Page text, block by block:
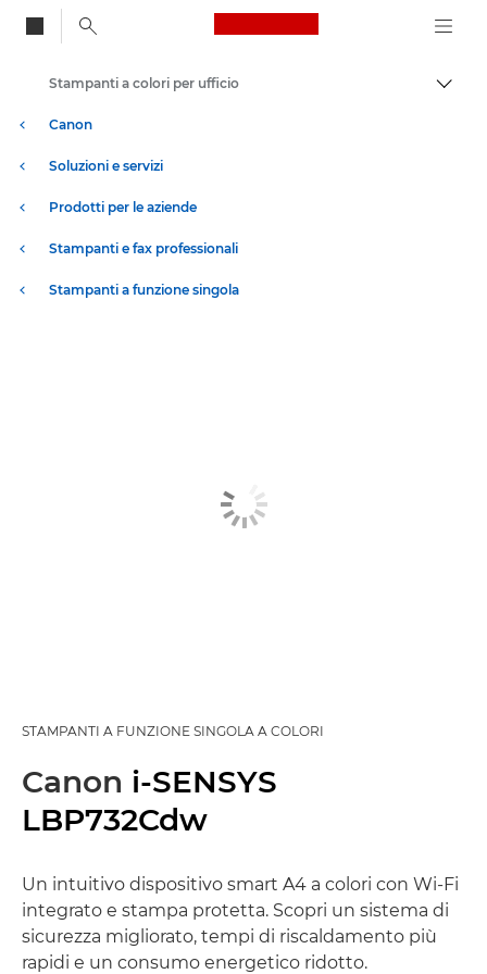
Canon Logo, back
Canon
Soluzioni e servizi
Prodotti per le aziende
Stampanti e fax professionali
Stampanti a funzione singola
Stampanti a colori per ufficio
STAMPANTI A FUNZIONE SINGOLA A COLORI
Canon i-SENSYS
LBP732Cdw
Un intuitivo dispositivo smart A4 a colori con Wi-Fi
integrato e stampa protetta. Scopri un sistema di
sicurezza migliorato, tempi di riscaldamento più
rapidi e un consumo energetico ridotto.